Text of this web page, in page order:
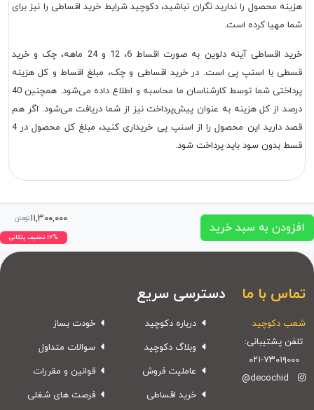
هزینه محصول را ندارید نگران نباشید، دکوچید شرایط خرید اقساطی را نیز برای
شما مهیا کرده است.
خرید اقساطی آینه دلوین به صورت اقساط 6، 12 و 24 ماهه، چک و خرید
قسطی با اسنپ پی است. در خرید اقساطی و چک، مبلغ اقساط و کل هزینه
پرداختی شما توسط کارشناسان ما محاسبه و اطلاع داده می‌شود. همچنین 40
درصد از کل هزینه به عنوان پیش‌پرداخت نیز از شما دریافت می‌شود. اگر هم
قصد دارید این محصول را از اسنپ پی خریداری کنید، مبلغ کل محصول در 4
قسط بدون سود باید پرداخت شود.
افزودن به سبد خرید
۱۱,۳۰۰,۰۰۰تومان
۱۷% تخفیف پلکانی
تماس با ما
شعب دکوچید
تلفن پشتیبانی:
۰۲۱-۷۳۰۱۹۰۰۰
@decochid
دسترسی سریع
درباره دکوچید
وبلاگ دکوچید
عاملیت فروش
خرید اقساطی
خودت بساز
سوالات متداول
قوانین و مقررات
فرصت های شغلی